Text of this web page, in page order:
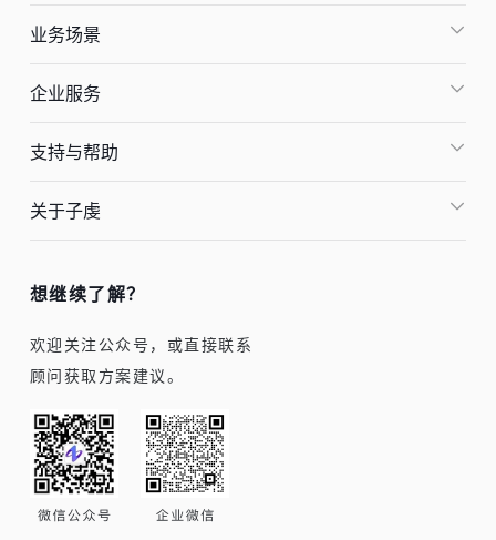
业务场景
企业服务
支持与帮助
关于子虔
想继续了解？
欢迎关注公众号，或直接联系
顾问获取方案建议。